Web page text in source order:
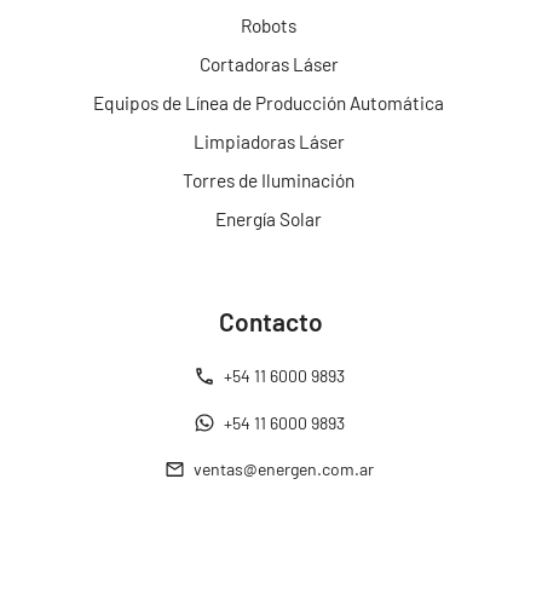
Robots
Cortadoras Láser
Equipos de Línea de Producción Automática
Limpiadoras Láser
Torres de Iluminación
Energía Solar
Contacto
+54 11 6000 9893
+54 11 6000 9893
ventas@energen.com.ar